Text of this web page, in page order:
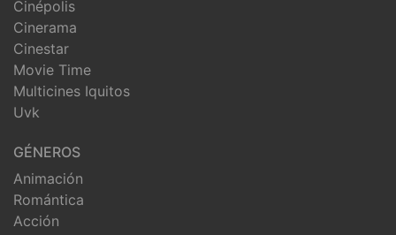
Cinépolis
Cinerama
Cinestar
Movie Time
Multicines Iquitos
Uvk
GÉNEROS
Animación
Romántica
Acción